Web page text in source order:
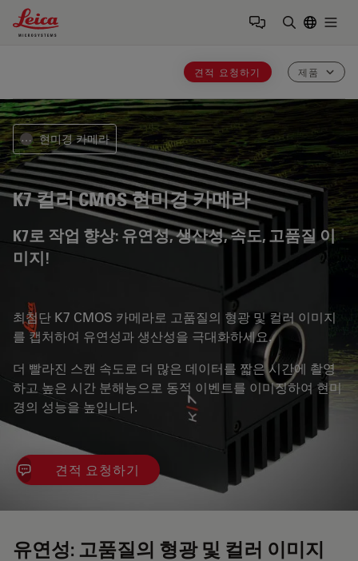
Leica Microsystems Logo
견적 요청하기 제품
⋯ 현미경 카메라
K7컬러 CMOS 현미경 카메라
K7로 작업 향상: 유연성, 생산성, 속도, 고품질 이
미지!
최첨단 K7 CMOS 카메라로 고품질의 형광 및 컬러 이미지
를 캡처하여 유연성과 생산성을 극대화하세요.
더 빨라진 스캔 속도로 더 많은 데이터를 짧은 시간에 촬영
하고 높은 시간 분해능으로 동적 이벤트를 이미징하여 현미
경의 성능을 높입니다.
견적 요청하기
유연성: 고품질의 형광 및 컬러 이미지